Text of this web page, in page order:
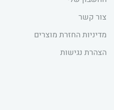
צור קשר
מדיניות החזרת מוצרים
הצהרת נגישות